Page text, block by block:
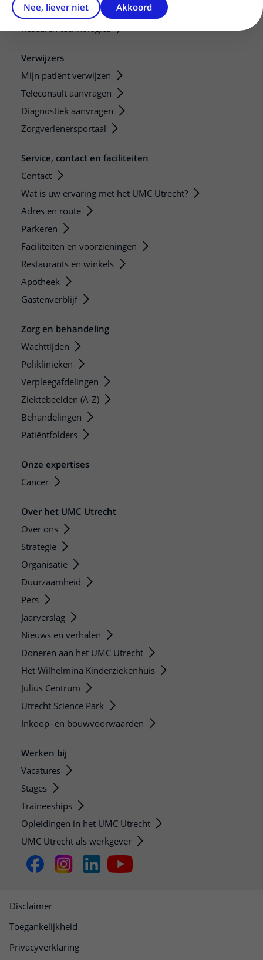
Researchers
Research technologies
Verwijzers
Mijn patiënt verwijzen
Teleconsult aanvragen
Diagnostiek aanvragen
Zorgverlenersportaal
Service, contact en faciliteiten
Contact
Wat is uw ervaring met het UMC Utrecht?
Adres en route
Parkeren
Faciliteiten en voorzieningen
Restaurants en winkels
Apotheek
Gastenverblijf
Zorg en behandeling
Wachttijden
Poliklinieken
Verpleegafdelingen
Ziektebeelden (A-Z)
Behandelingen
Patiëntfolders
Onze expertises
Cancer
Over het UMC Utrecht
Over ons
Strategie
Organisatie
Duurzaamheid
Pers
Jaarverslag
Nieuws en verhalen
Doneren aan het UMC Utrecht
Het Wilhelmina Kinderziekenhuis
Julius Centrum
Utrecht Science Park
Inkoop- en bouwvoorwaarden
Werken bij
Vacatures
Stages
Traineeships
Opleidingen in het UMC Utrecht
UMC Utrecht als werkgever
Disclaimer
Toegankelijkheid
Privacyverklaring
Nee, liever niet Akkoord